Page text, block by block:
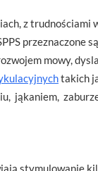
z
przeznaczone
mowy,
takich
jąkaniem,
stymulowanie